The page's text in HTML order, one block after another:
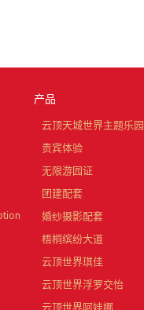
产品
云顶天城世界主题乐园
贵宾体验
无限游园证
团建配套
婚纱摄影配套
梧桐缤纷大道
云顶世界琪佳
云顶世界浮罗交怡